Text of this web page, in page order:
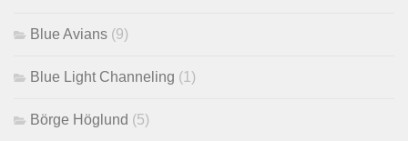
Blue Avians (9)
Blue Light Channeling (1)
Börge Höglund (5)